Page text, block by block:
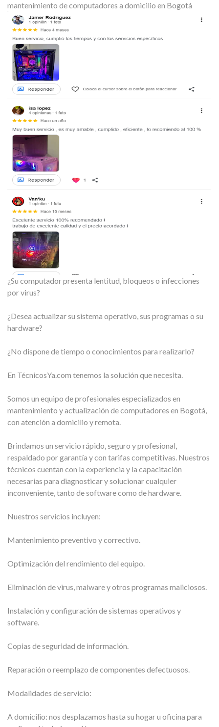
mantenimiento de computadores a domicilio en Bogotá
¿Su computador presenta lentitud, bloqueos o infecciones
por virus?
¿Desea actualizar su sistema operativo, sus programas o su
hardware?
¿No dispone de tiempo o conocimientos para realizarlo?
En TécnicosYa.com tenemos la solución que necesita.
Somos un equipo de profesionales especializados en
mantenimiento y actualización de computadores en Bogotá,
con atención a domicilio y remota.
Brindamos un servicio rápido, seguro y profesional,
respaldado por garantía y con tarifas competitivas. Nuestros
técnicos cuentan con la experiencia y la capacitación
necesarias para diagnosticar y solucionar cualquier
inconveniente, tanto de software como de hardware.
Nuestros servicios incluyen:
Mantenimiento preventivo y correctivo.
Optimización del rendimiento del equipo.
Eliminación de virus, malware y otros programas maliciosos.
Instalación y configuración de sistemas operativos y
software.
Copias de seguridad de información.
Reparación o reemplazo de componentes defectuosos.
Modalidades de servicio:
A domicilio: nos desplazamos hasta su hogar u oficina para